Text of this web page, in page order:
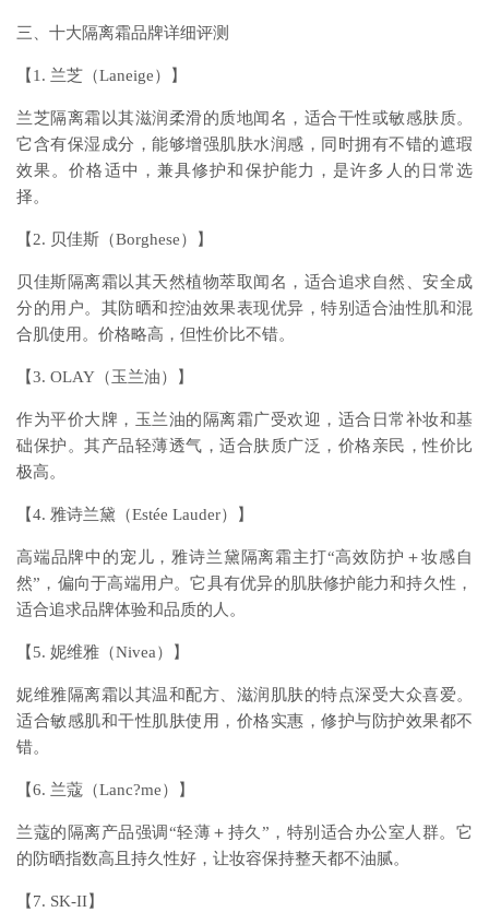
三、十大隔离霜品牌详细评测
【1. 兰芝（Laneige）】
兰芝隔离霜以其滋润柔滑的质地闻名，适合干性或敏感肤质。
它含有保湿成分，能够增强肌肤水润感，同时拥有不错的遮瑕
效果。价格适中，兼具修护和保护能力，是许多人的日常选
择。
【2. 贝佳斯（Borghese）】
贝佳斯隔离霜以其天然植物萃取闻名，适合追求自然、安全成
分的用户。其防晒和控油效果表现优异，特别适合油性肌和混
合肌使用。价格略高，但性价比不错。
【3. OLAY（玉兰油）】
作为平价大牌，玉兰油的隔离霜广受欢迎，适合日常补妆和基
础保护。其产品轻薄透气，适合肤质广泛，价格亲民，性价比
极高。
【4. 雅诗兰黛（Estée Lauder）】
高端品牌中的宠儿，雅诗兰黛隔离霜主打“高效防护＋妆感自
然”，偏向于高端用户。它具有优异的肌肤修护能力和持久性，
适合追求品牌体验和品质的人。
【5. 妮维雅（Nivea）】
妮维雅隔离霜以其温和配方、滋润肌肤的特点深受大众喜爱。
适合敏感肌和干性肌肤使用，价格实惠，修护与防护效果都不
错。
【6. 兰蔻（Lanc?me）】
兰蔻的隔离产品强调“轻薄＋持久”，特别适合办公室人群。它
的防晒指数高且持久性好，让妆容保持整天都不油腻。
【7. SK-II】